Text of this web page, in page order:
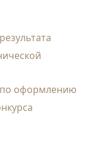
оформлению